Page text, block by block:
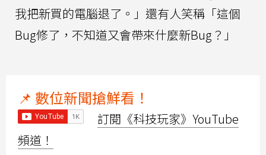
我把新買的電腦退了。」還有人笑稱「這個
Bug修了，不知道又會帶來什麼新Bug？」
📌 數位新聞搶鮮看！
訂閱《科技玩家》YouTube
頻道！